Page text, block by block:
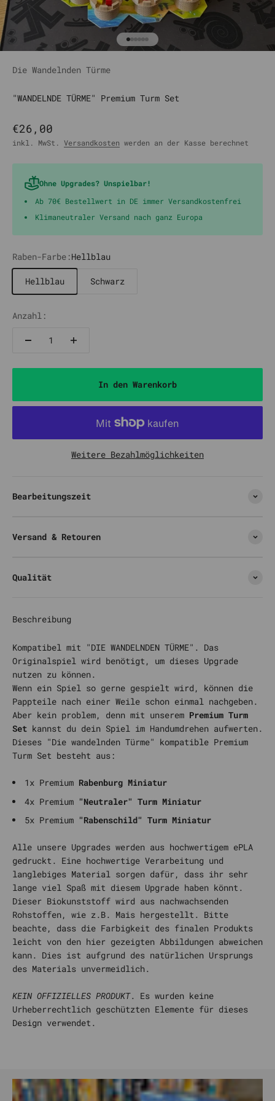
Gehe zu Element 1
Gehe zu Element 2
Gehe zu Element 3
Gehe zu Element 4
Gehe zu Element 5
Gehe zu Element 6
Die Wandelnden Türme
"WANDELNDE TÜRME" Premium Turm Set
Angebot
€26,00
inkl. MwSt. Versandkosten werden an der Kasse berechnet
Ohne Upgrades? Unspielbar!
Ab 70€ Bestellwert in DE immer Versandkostenfrei
Klimaneutraler Versand nach ganz Europa
Raben-Farbe:Hellblau
Hellblau Schwarz
Anzahl:
In den Warenkorb
Weitere Bezahlmöglichkeiten
Bearbeitungszeit
Versand & Retouren
Qualität
Beschreibung
Kompatibel mit "DIE WANDELNDEN TÜRME". Das
Originalspiel wird benötigt, um dieses Upgrade
nutzen zu können.
Wenn ein Spiel so gerne gespielt wird, können die
Pappteile nach einer Weile schon einmal nachgeben.
Aber kein problem, denn mit unserem Premium Turm
Set kannst du dein Spiel im Handumdrehen aufwerten.
Dieses "Die wandelnden Türme" kompatible Premium
Turm Set besteht aus:
1x Premium Rabenburg Miniatur
4x Premium "Neutraler" Turm Miniatur
5x Premium "Rabenschild" Turm Miniatur
Alle unsere Upgrades werden aus hochwertigem ePLA
gedruckt. Eine hochwertige Verarbeitung und
langlebiges Material sorgen dafür, dass ihr sehr
lange viel Spaß mit diesem Upgrade haben könnt.
Dieser Biokunststoff wird aus nachwachsenden
Rohstoffen, wie z.B. Mais hergestellt. Bitte
beachte, dass die Farbigkeit des finalen Produkts
leicht von den hier gezeigten Abbildungen abweichen
kann. Dies ist aufgrund des natürlichen Ursprungs
des Materials unvermeidlich.
KEIN OFFIZIELLES PRODUKT. Es wurden keine
Urheberrechtlich geschützten Elemente für dieses
Design verwendet.